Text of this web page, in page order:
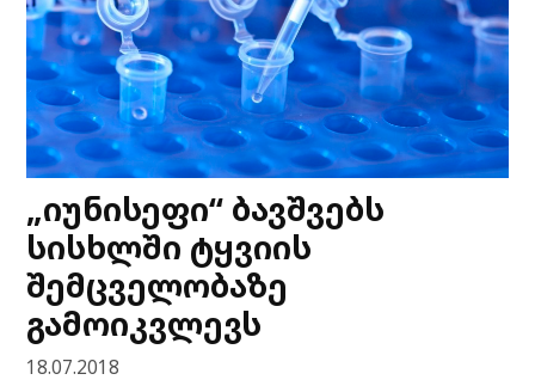
„იუნისეფი“ ბავშვებს
სისხლში ტყვიის
შემცველობაზე
გამოიკვლევს
18.07.2018